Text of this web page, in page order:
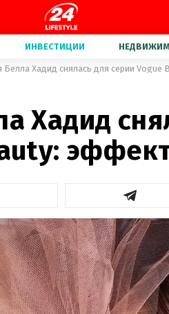
ИНВЕСТИЦИИ
Белла Хадид снялась для серии
Хадид